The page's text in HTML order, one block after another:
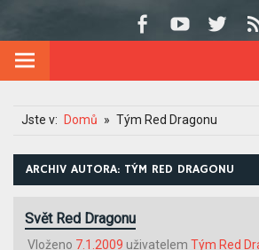
Jste v: Domů Tým Red Dragonu
ARCHIV AUTORA: TÝM RED DRAGONU
Svět Red Dragonu
Vloženo 7.1.2009 uživatelem Tým Red